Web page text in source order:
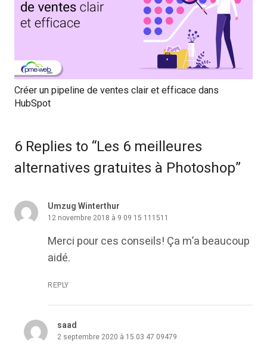
Créer un pipeline de ventes clair et efficace dans
HubSpot
6 Replies to “Les 6 meilleures
alternatives gratuites à Photoshop”
Umzug Winterthur
12 novembre 2018 à 9 09 15 111511
Merci pour ces conseils! Ça m’a beaucoup
aidé.
REPLY
saad
2 septembre 2020 à 15 03 47 09479